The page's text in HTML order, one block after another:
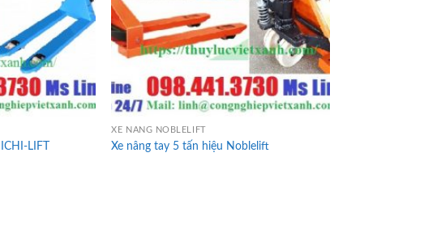
LIFT
XE NÂNG NOBLELIFT
Xe nâng tay 5 tấn hiệu Noblelift